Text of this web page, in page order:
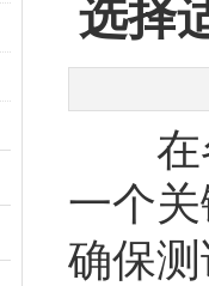
选择
在各
一个
确保